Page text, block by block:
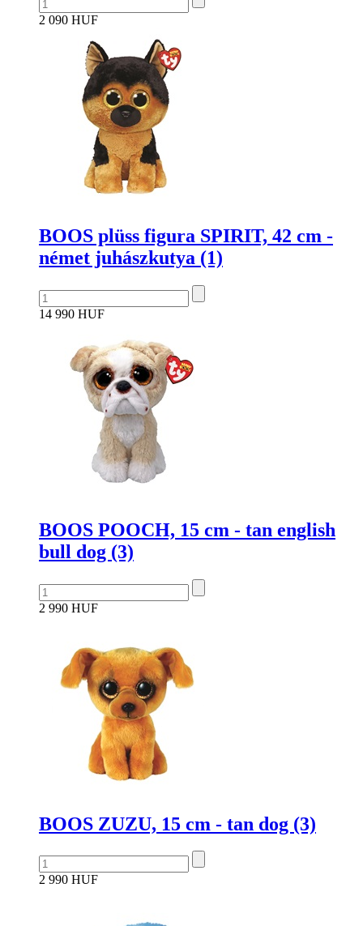
2 090 HUF
BOOS plüss figura SPIRIT, 42 cm -
német juhászkutya (1)
14 990 HUF
BOOS POOCH, 15 cm - tan english
bull dog (3)
2 990 HUF
BOOS ZUZU, 15 cm - tan dog (3)
2 990 HUF